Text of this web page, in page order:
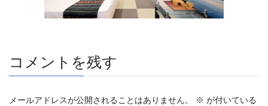
コメントを残す
メールアドレスが公開されることはありません。 ※ が付いている